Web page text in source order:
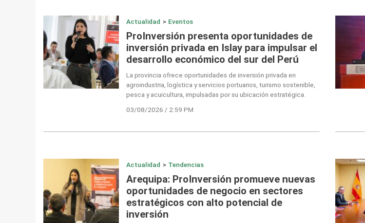
Actualidad > Eventos
ProInversión presenta oportunidades de
inversión privada en Islay para impulsar el
desarrollo económico del sur del Perú
La provincia ofrece oportunidades de inversión privada en
agroindustria, logística y servicios portuarios, turismo sostenible,
pesca y acuicultura, impulsadas por su ubicación estratégica.
03/08/2026 / 2:59 PM
Actualidad > Tendencias
Arequipa: ProInversión promueve nuevas
oportunidades de negocio en sectores
estratégicos con alto potencial de
inversión